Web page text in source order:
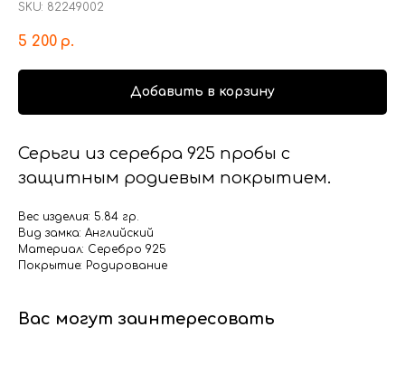
SKU: 82249002
5 200 р.
Добавить в корзину
Серьги из серебра 925 пробы с
защитным родиевым покрытием.
Вес изделия: 5.84 гр.
Вид замка: Английский
Материал: Серебро 925
Покрытие: Родирование
Вас могут заинтересовать